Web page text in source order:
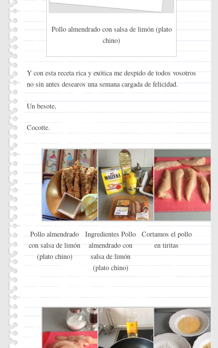
Pollo almendrado con salsa de limón (plato
chino)
Y con esta receta rica y exótica me despido de todos vosotros
no sin antes desearos una semana cargada de felicidad.
Un besote,
Cocotte.
Pollo almendrado
con salsa de limón
(plato chino)
Ingredientes Pollo
almendrado con
salsa de limón
(plato chino)
Cortamos el pollo
en tiritas